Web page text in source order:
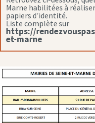
Marne habilitées à
papiers d'identité.
Liste complète sur
https://
et-marne